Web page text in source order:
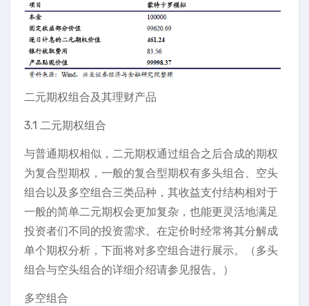
二元期权组合及其理财产品
3.1 二元期权组合
与普通期权相似，二元期权通过组合之后合成的期权
为复合型期权，一般的复合型期权有多头组合、空头
组合以及多空组合三类品种，其收益支付结构相对于
一般的简单二元期权会更加复杂，也能更灵活地满足
投资者们不同的投资需求。在定价时经常将其分解成
单个期权分析，下面将对多空组合进行展示。（多头
组合与空头组合的详细介绍请参见报告。）
多空组合